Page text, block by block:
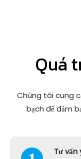
Quá
Chúng tôi cung
bạch để đảm
Tư vấn